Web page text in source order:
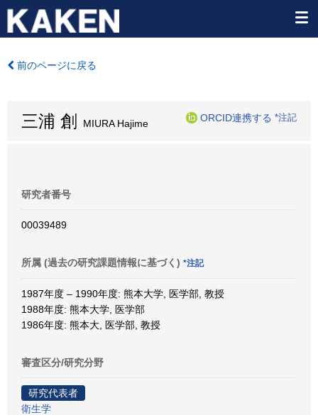
前のページに戻る
三浦 創 MIURA Hajime
ORCID連携する *注記
研究者番号
00039489
所属 (過去の研究課題情報に基づく) *注記
1987年度 – 1990年度: 熊本大学, 医学部, 教授
1988年度: 熊本大学, 医学部
1986年度: 熊本大, 医学部, 教授
審査区分/研究分野
研究代表者
衛生学